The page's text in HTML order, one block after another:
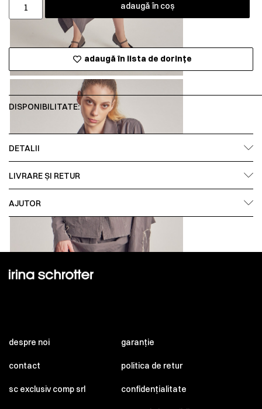
adaugă în coș
adaugă în lista de dorințe
DISPONIBILITATE:
DETALII
LIVRARE ȘI RETUR
AJUTOR
despre noi
contact
sc exclusiv comp srl
garanție
politica de retur
confidențialitate